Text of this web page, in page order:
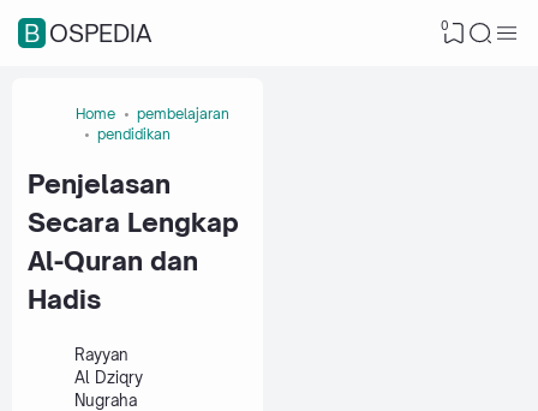
BOSPEDIA 0
Home
pembelajaran
pendidikan
Penjelasan
Secara Lengkap
Al-Quran dan
Hadis
Rayyan
Al Dziqry
Nugraha